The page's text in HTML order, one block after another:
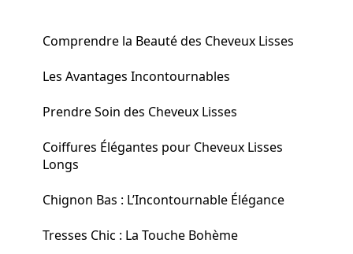
Comprendre la Beauté des Cheveux Lisses
Les Avantages Incontournables
Prendre Soin des Cheveux Lisses
Coiffures Élégantes pour Cheveux Lisses
Longs
Chignon Bas : L’Incontournable Élégance
Tresses Chic : La Touche Bohème